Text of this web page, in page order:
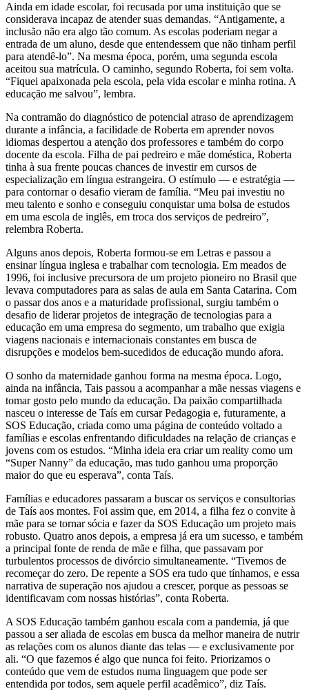
Ainda em idade escolar, foi recusada por uma instituição que se
considerava incapaz de atender suas demandas. “Antigamente, a
inclusão não era algo tão comum. As escolas poderiam negar a
entrada de um aluno, desde que entendessem que não tinham perfil
para atendê-lo”. Na mesma época, porém, uma segunda escola
aceitou sua matrícula. O caminho, segundo Roberta, foi sem volta.
“Fiquei apaixonada pela escola, pela vida escolar e minha rotina. A
educação me salvou”, lembra.
Na contramão do diagnóstico de potencial atraso de aprendizagem
durante a infância, a facilidade de Roberta em aprender novos
idiomas despertou a atenção dos professores e também do corpo
docente da escola. Filha de pai pedreiro e mãe doméstica, Roberta
tinha à sua frente poucas chances de investir em cursos de
especialização em língua estrangeira. O estímulo — e estratégia —
para contornar o desafio vieram de família. “Meu pai investiu no
meu talento e sonho e conseguiu conquistar uma bolsa de estudos
em uma escola de inglês, em troca dos serviços de pedreiro”,
relembra Roberta.
Alguns anos depois, Roberta formou-se em Letras e passou a
ensinar língua inglesa e trabalhar com tecnologia. Em meados de
1996, foi inclusive precursora de um projeto pioneiro no Brasil que
levava computadores para as salas de aula em Santa Catarina. Com
o passar dos anos e a maturidade profissional, surgiu também o
desafio de liderar projetos de integração de tecnologias para a
educação em uma empresa do segmento, um trabalho que exigia
viagens nacionais e internacionais constantes em busca de
disrupções e modelos bem-sucedidos de educação mundo afora.
O sonho da maternidade ganhou forma na mesma época. Logo,
ainda na infância, Tais passou a acompanhar a mãe nessas viagens e
tomar gosto pelo mundo da educação. Da paixão compartilhada
nasceu o interesse de Taís em cursar Pedagogia e, futuramente, a
SOS Educação, criada como uma página de conteúdo voltado a
famílias e escolas enfrentando dificuldades na relação de crianças e
jovens com os estudos. “Minha ideia era criar um reality como um
“Super Nanny” da educação, mas tudo ganhou uma proporção
maior do que eu esperava”, conta Taís.
Famílias e educadores passaram a buscar os serviços e consultorias
de Taís aos montes. Foi assim que, em 2014, a filha fez o convite à
mãe para se tornar sócia e fazer da SOS Educação um projeto mais
robusto. Quatro anos depois, a empresa já era um sucesso, e também
a principal fonte de renda de mãe e filha, que passavam por
turbulentos processos de divórcio simultaneamente. “Tivemos de
recomeçar do zero. De repente a SOS era tudo que tínhamos, e essa
narrativa de superação nos ajudou a crescer, porque as pessoas se
identificavam com nossas histórias”, conta Roberta.
A SOS Educação também ganhou escala com a pandemia, já que
passou a ser aliada de escolas em busca da melhor maneira de nutrir
as relações com os alunos diante das telas — e exclusivamente por
ali. “O que fazemos é algo que nunca foi feito. Priorizamos o
conteúdo que vem de estudos numa linguagem que pode ser
entendida por todos, sem aquele perfil acadêmico”, diz Taís.